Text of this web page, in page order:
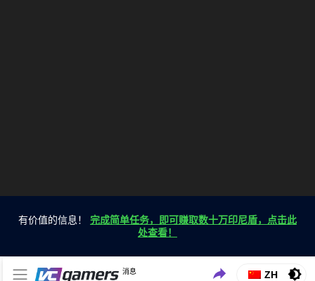
有价值的信息！ 完成简单任务，即可赚取数十万印尼盾，点击此
处查看！
VC游戏新闻
消息
仅在 VCGamers 获取最新的游戏新闻
ZH